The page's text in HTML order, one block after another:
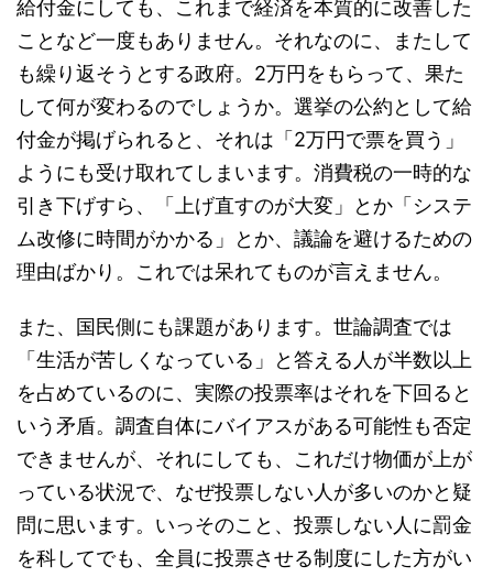
給付金にしても、これまで経済を本質的に改善した
ことなど一度もありません。それなのに、またして
も繰り返そうとする政府。2万円をもらって、果た
して何が変わるのでしょうか。選挙の公約として給
付金が掲げられると、それは「2万円で票を買う」
ようにも受け取れてしまいます。消費税の一時的な
引き下げすら、「上げ直すのが大変」とか「システ
ム改修に時間がかかる」とか、議論を避けるための
理由ばかり。これでは呆れてものが言えません。
また、国民側にも課題があります。世論調査では
「生活が苦しくなっている」と答える人が半数以上
を占めているのに、実際の投票率はそれを下回ると
いう矛盾。調査自体にバイアスがある可能性も否定
できませんが、それにしても、これだけ物価が上が
っている状況で、なぜ投票しない人が多いのかと疑
問に思います。いっそのこと、投票しない人に罰金
を科してでも、全員に投票させる制度にした方がい